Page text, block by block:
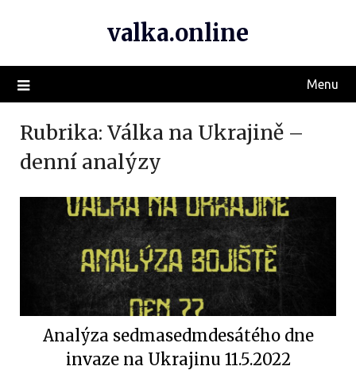
valka.online
Menu
Rubrika: Válka na Ukrajině –
denní analýzy
Analýza sedmasedmdesátého dne
invaze na Ukrajinu 11.5.2022